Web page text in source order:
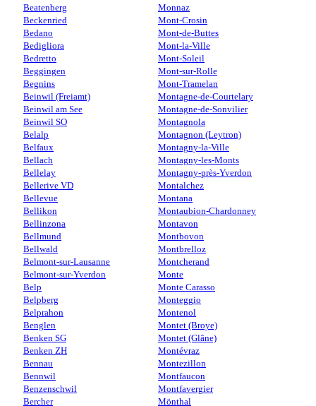
Beatenberg
Beckenried
Bedano
Bedigliora
Bedretto
Beggingen
Begnins
Beinwil (Freiamt)
Beinwil am See
Beinwil SO
Belalp
Belfaux
Bellach
Bellelay
Bellerive VD
Bellevue
Bellikon
Bellinzona
Bellmund
Bellwald
Belmont-sur-Lausanne
Belmont-sur-Yverdon
Belp
Belpberg
Belprahon
Benglen
Benken SG
Benken ZH
Bennau
Bennwil
Benzenschwil
Bercher
Monnaz
Mont-Crosin
Mont-de-Buttes
Mont-la-Ville
Mont-Soleil
Mont-sur-Rolle
Mont-Tramelan
Montagne-de-Courtelary
Montagne-de-Sonvilier
Montagnola
Montagnon (Leytron)
Montagny-la-Ville
Montagny-les-Monts
Montagny-près-Yverdon
Montalchez
Montana
Montaubion-Chardonney
Montavon
Montbovon
Montbrelloz
Montcherand
Monte
Monte Carasso
Monteggio
Montenol
Montet (Broye)
Montet (Glâne)
Montévraz
Montezillon
Montfaucon
Montfavergier
Mönthal